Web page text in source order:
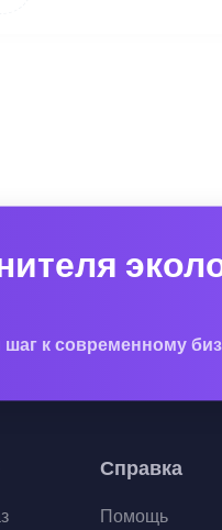
к современному
Справка
Помощь